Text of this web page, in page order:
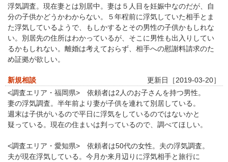
浮気調査。現在妻とは別居中。妻は５人目を妊娠中なのだが、自
分の子供かどうかわからない。５年程前に浮気していた相手とま
た浮気しているようで、もしかするとその男性の子供かもしれな
い。別居先の住所はわかっているが、そこに男性も出入りしてい
るかもしれない。離婚は考えておらず、相手への慰謝料請求のた
め証拠が欲しい。
新規相談
更新日［2019-03-20］
<調査エリア・福岡県> 依頼者は2人のお子さんを持つ男性。
妻の浮気調査。半年前より妻が子供を連れて別居している。
週末は子供がいるので平日に浮気をしているのではないかと
疑っている。現在の住まいは判っているので、調べてほしい。
<調査エリア・愛知県> 依頼者は50代の女性。夫の浮気調査。
夫が現在浮気している。今月か来月辺りに浮気相手と旅行に